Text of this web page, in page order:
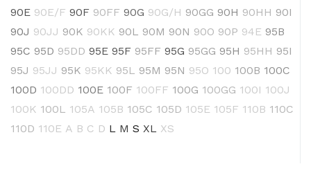
90E 90E/F 90F 90FF 90G 90G/H 90GG 90H 90HH 90I
90J 90JJ 90K 90KK 90L 90M 90N 90O 90P 94E 95B
95C 95D 95DD 95E 95F 95FF 95G 95GG 95H 95HH 95I
95J 95JJ 95K 95KK 95L 95M 95N 95O 100 100B 100C
100D 100DD 100E 100F 100FF 100G 100GG 100I 100J
100K 100L 105A 105B 105C 105D 105E 105F 110B 110C
110D 110E A B C D L M S XL XS